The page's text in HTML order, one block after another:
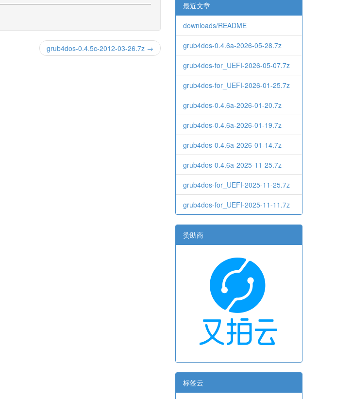
grub4dos-0.4.5c-2012-03-26.7z →
最近文章
downloads/README
grub4dos-0.4.6a-2026-05-28.7z
grub4dos-for_UEFI-2026-05-07.7z
grub4dos-for_UEFI-2026-01-25.7z
grub4dos-0.4.6a-2026-01-20.7z
grub4dos-0.4.6a-2026-01-19.7z
grub4dos-0.4.6a-2026-01-14.7z
grub4dos-0.4.6a-2025-11-25.7z
grub4dos-for_UEFI-2025-11-25.7z
grub4dos-for_UEFI-2025-11-11.7z
赞助商
标签云